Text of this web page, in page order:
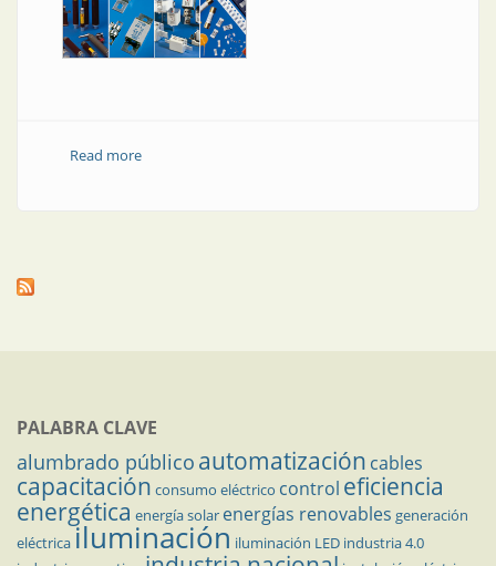
Read moreabout Fusibles
PALABRA CLAVE
alumbrado público automatización cables
capacitación consumo eléctrico control eficiencia
energética energía solar energías renovables generación
eléctricailuminación iluminación LED industria 4.0